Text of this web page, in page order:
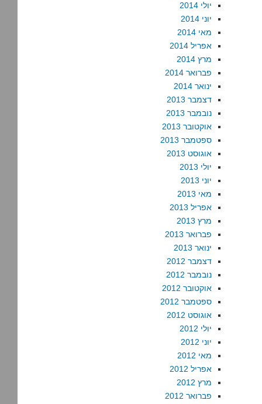
יולי 2014
יוני 2014
מאי 2014
אפריל 2014
מרץ 2014
פברואר 2014
ינואר 2014
דצמבר 2013
נובמבר 2013
אוקטובר 2013
ספטמבר 2013
אוגוסט 2013
יולי 2013
יוני 2013
מאי 2013
אפריל 2013
מרץ 2013
פברואר 2013
ינואר 2013
דצמבר 2012
נובמבר 2012
אוקטובר 2012
ספטמבר 2012
אוגוסט 2012
יולי 2012
יוני 2012
מאי 2012
אפריל 2012
מרץ 2012
פברואר 2012